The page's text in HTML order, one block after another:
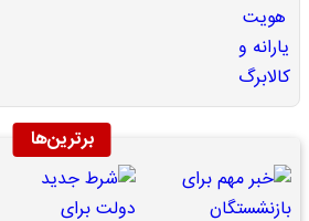
برترین‌ها